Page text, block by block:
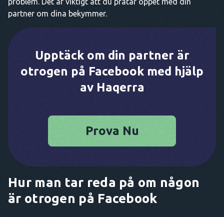
partner om dina bekymmer.
Upptäck om din partner är
otrogen på Facebook med hjälp
av Haqerra
Prova Nu
Hur man tar reda på om någon
är otrogen på Facebook